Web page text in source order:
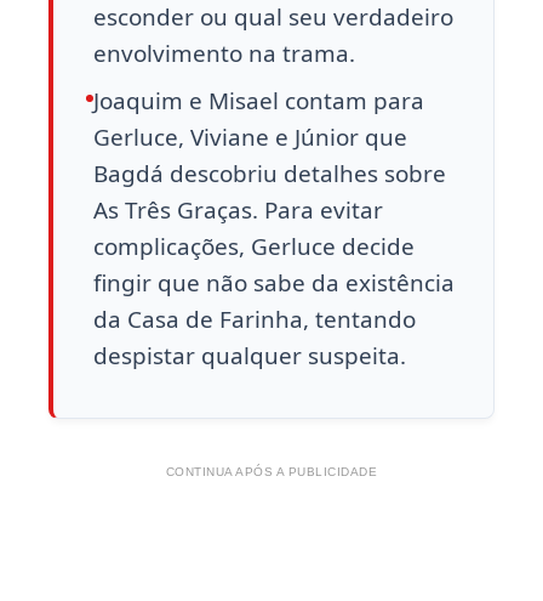
esconder ou qual seu verdadeiro
envolvimento na trama.
Joaquim e Misael contam para
Gerluce, Viviane e Júnior que
Bagdá descobriu detalhes sobre
As Três Graças. Para evitar
complicações, Gerluce decide
fingir que não sabe da existência
da Casa de Farinha, tentando
despistar qualquer suspeita.
CONTINUA APÓS A PUBLICIDADE